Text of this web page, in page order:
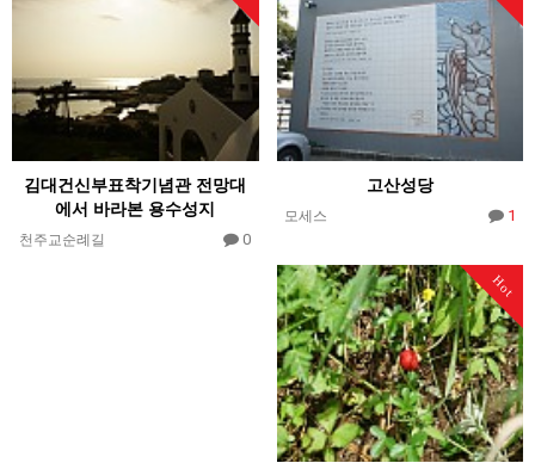
김대건신부표착기념관 전망대
에서 바라본 용수성지
천주교순례길 0
고산성당
모세스 1
Hot